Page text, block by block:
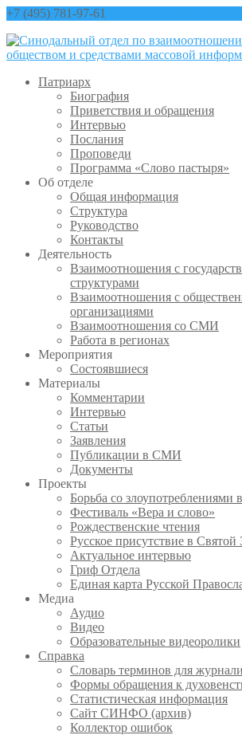
+7 (495) 781-97-61
Патриарх
Биография
Приветствия и обращения
Интервью
Послания
Проповеди
Программа «Слово пастыря»
Об отделе
Общая информация
Структура
Руководство
Контакты
Деятельность
Взаимоотношения с
структурами
Взаимоотношения с
организациями
Взаимоотношения со СМИ
Работа в регионах
Мероприятия
Состоявшиеся
Материалы
Комментарии
Интервью
Статьи
Заявления
Публикации в СМИ
Документы
Проекты
Борьба со злоупотреблениями
Фестиваль «Вера и слово»
Рождественские чтения
Русское присутствие в Святой
Актуальное интервью
Гриф Отдела
Единая карта Русской
Медиа
Аудио
Видео
Образовательные видеоролики
Справка
Словарь терминов для
Формы обращения к
Статистическая информация
Сайт СИНФО (архив)
Коллектор ошибок